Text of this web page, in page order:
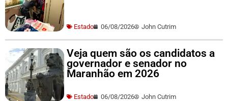
Estado 06/08/2026 John Cutrim
Veja quem são os candidatos a
governador e senador no
Maranhão em 2026
Estado 06/08/2026 John Cutrim